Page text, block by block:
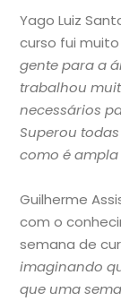
Yago Luiz
curso fui
gente para a
trabalhou
necessários
Superou
como é ampla
Guilherme
com o
semana de
imaginando
que uma